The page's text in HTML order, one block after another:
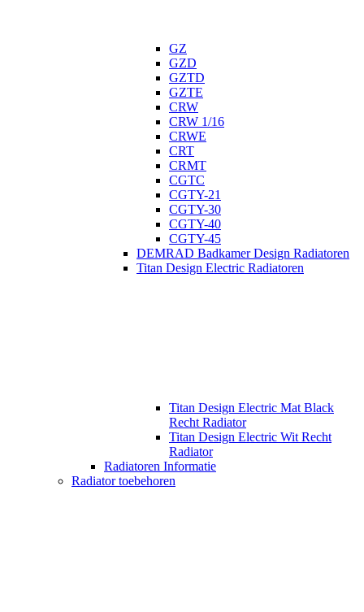
GZ
GZD
GZTD
GZTE
CRW
CRW 1/16
CRWE
CRT
CRMT
CGTC
CGTY-21
CGTY-30
CGTY-40
CGTY-45
DEMRAD Badkamer Design Radiatoren
Titan Design Electric Radiatoren
Titan Design Electric Mat Black
Recht Radiator
Titan Design Electric Wit Recht
Radiator
Radiatoren Informatie
Radiator toebehoren